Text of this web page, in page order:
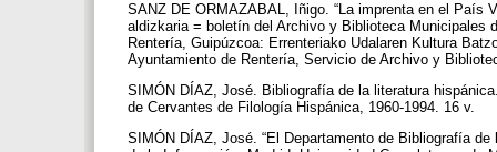
SANZ DE ORMAZABAL, Iñigo. “La imprenta en el País
aldizkaria = boletín del Archivo y Biblioteca Municipales
Rentería, Guipúzcoa: Errenteriako Udalaren Kultura
Ayuntamiento de Rentería, Servicio de Archivo y
SIMÓN DÍAZ, José. Bibliografía de la literatura
de Cervantes de Filología Hispánica, 1960-1994. 16 v.
SIMÓN DÍAZ, José. “El Departamento de Bibliografía